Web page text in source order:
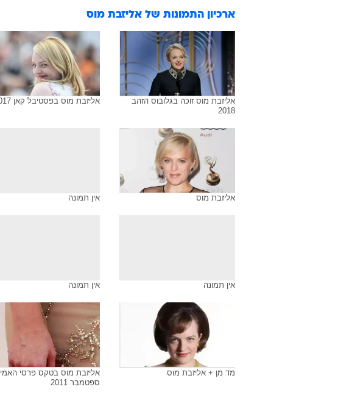
ארכיון התמונות של אליזבת מוס
אליזבת מוס זוכה בגלובוס הזהב
2018
אליזבת מוס בפסטיבל קאן 2017
אליזבת מוס אין תמונה
אין תמונה אין תמונה
מד מן + אליזבת מוס
אליזבת מוס בטקס פרסי האמי,
ספטמבר 2011